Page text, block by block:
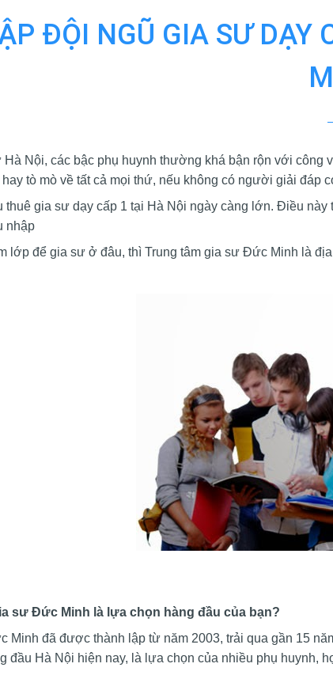
ĐỘI NGŨ GIA SƯ DẠY
Nội, các bậc phụ huynh thường khá bận rộn với
tò mò về tất cả mọi thứ, nếu không có người giải đáp
thuê gia sư dạy cấp 1 tại Hà Nội ngày càng lớn. Điều
nhập
lớp để gia sư ở đâu, thì Trung tâm gia sư Đức Minh là
sư Đức Minh là lựa chọn hàng đầu của bạn?
Minh đã được thành lập từ năm 2003, trải qua gần 15
đầu Hà Nội hiện nay, là lựa chọn của nhiều phụ huynh,